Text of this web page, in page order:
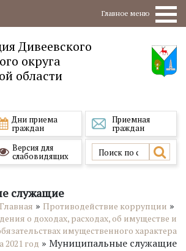
Главное меню
Дивеевского
округа
области
Дни приема
граждан
Приемная
граждан
Версия для
слабовидящих
служащие
Главная » Противодействие коррупции »
о доходах, расходах, об имуществе и
имущественного характера
2021 год » Муниципальные служащие